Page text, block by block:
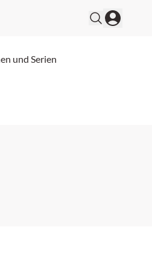
und Serien